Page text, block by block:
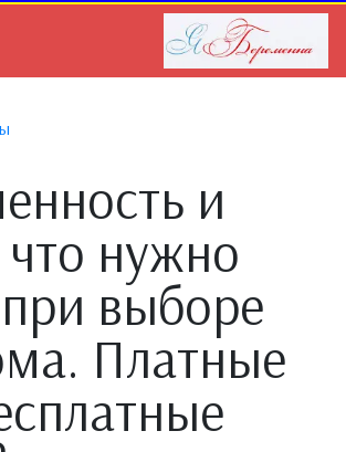
и
нужно
выборе
Платные